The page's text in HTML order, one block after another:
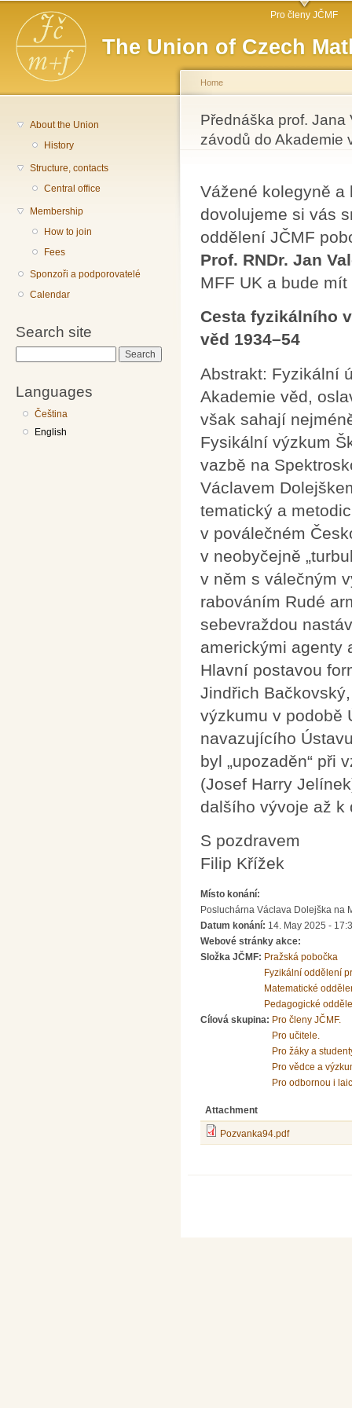
The Union of Czech
Main menu Pro členy JČMF
About the Union
History
Structure, contacts
Central office
Membership
How to join
Fees
Sponzoři a podporovatelé
Calendar
Search site
Languages
Čeština
English
You are here
Home
Přednáška prof.
závodů do Akademie
Vážené kolegyně a
dovolujeme si vás
oddělení JČMF
Prof. RNDr. Jan
MFF UK a bude
Cesta fyzikálního
věd 1934–54
Abstrakt: Fyzikální
Akademie věd,
však sahají
Fysikální výzkum
vazbě na
Václavem
tematický a
v poválečném
v neobyčejně
v něm s válečným
rabováním Rudé
sebevraždou
americkými agenty
Hlavní postavou
Jindřich
výzkumu v podobě
navazujícího
byl „upozaděn“ při
(Josef Harry
dalšího vývoje až k
S pozdravem
Filip Křížek
Místo konání:
Posluchárna Václava Dolejška na
Datum konání: 14. May 2025 -
Webové stránky akce:
Složka JČMF: Pražská pobočka
Fyzikální oddělení
Matematické
Pedagogické
Cílová skupina: Pro členy JČMF.
Pro učitele.
Pro žáky a
Pro vědce a
Pro odbornou i
Attachment
Pozvanka94.pdf